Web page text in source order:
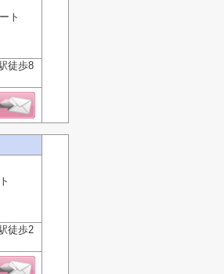
ト
徒歩8
徒歩2